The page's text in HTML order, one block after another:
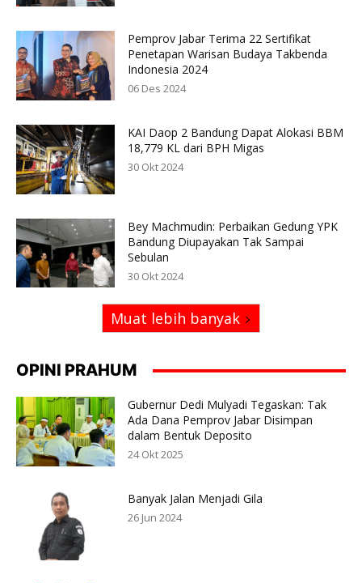
Pemprov Jabar Terima 22 Sertifikat
Penetapan Warisan Budaya Takbenda
Indonesia 2024
06 Des 2024
KAI Daop 2 Bandung Dapat Alokasi BBM
18,779 KL dari BPH Migas
30 Okt 2024
Bey Machmudin: Perbaikan Gedung YPK
Bandung Diupayakan Tak Sampai
Sebulan
30 Okt 2024
Muat lebih banyak
OPINI PRAHUM
Gubernur Dedi Mulyadi Tegaskan: Tak
Ada Dana Pemprov Jabar Disimpan
dalam Bentuk Deposito
24 Okt 2025
Banyak Jalan Menjadi Gila
26 Jun 2024